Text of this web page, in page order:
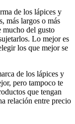
de los lápices y
más largos o más
mucho del gusto
Lo mejor es
los que mejor se
de los lápices y
pero tampoco te
que tengan
relación entre precio